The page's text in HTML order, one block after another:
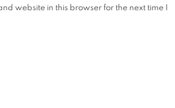
website in this browser for the next time I